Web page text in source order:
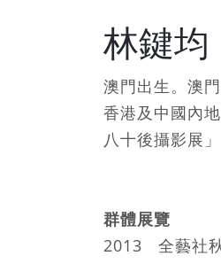
林鍵均
澳門出生。澳
香港及中國內
八十後攝影展
群體展覽
2013 全藝社